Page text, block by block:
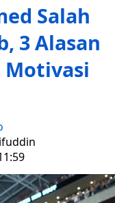
Salah
3 Alasan